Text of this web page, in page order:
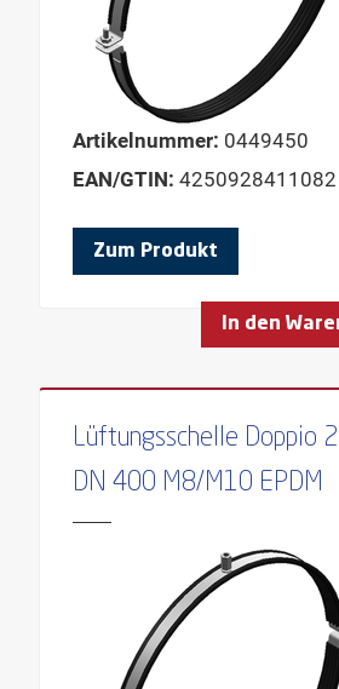
Artikelnummer: 0449450
EAN/GTIN: 4250928411082
Zum Produkt
In den
Lüftungsschelle Doppio
DN 400 M8/M10 EPDM